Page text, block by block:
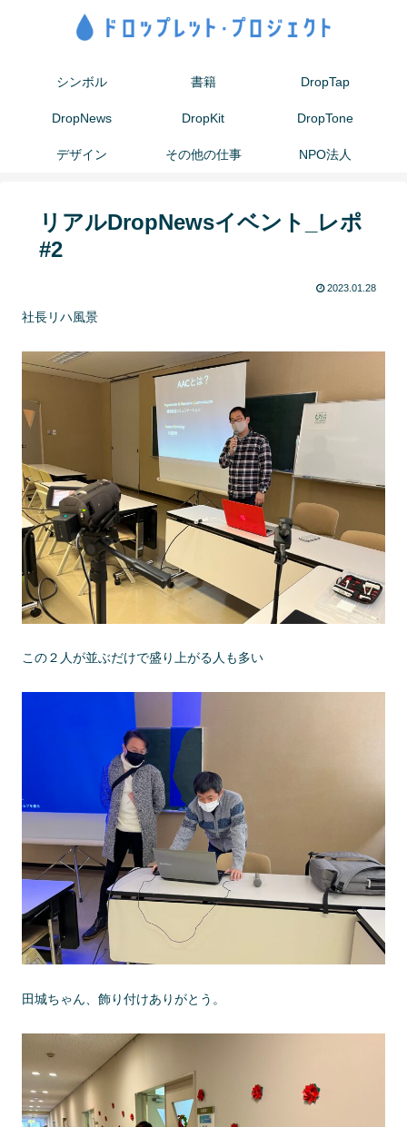
シンボル 書籍 DropTap
DropNews DropKit DropTone
デザイン その他の仕事 NPO法人
リアルDropNewsイベント_レポ
#2
2023.01.28
社長リハ風景
この２人が並ぶだけで盛り上がる人も多い
田城ちゃん、飾り付けありがとう。